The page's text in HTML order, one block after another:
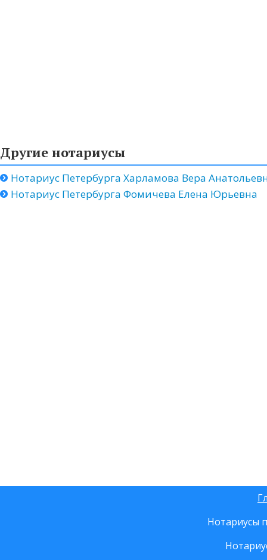
Другие нотариусы
Нотариус Петербурга Харламова Вера
Нотариус Петербурга Фомичева Елена Юрьевна
Нотариусы